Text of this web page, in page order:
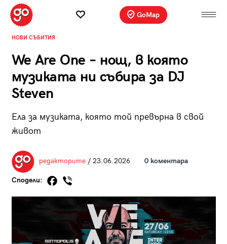
GoMap
НОВИ СЪБИТИЯ
We Are One – нощ, в която
музиката ни събира за DJ
Steven
Ела за музиката, която той превърна в свой
живот
редакторите/ 23.06.2026 0 коментара
Сподели: